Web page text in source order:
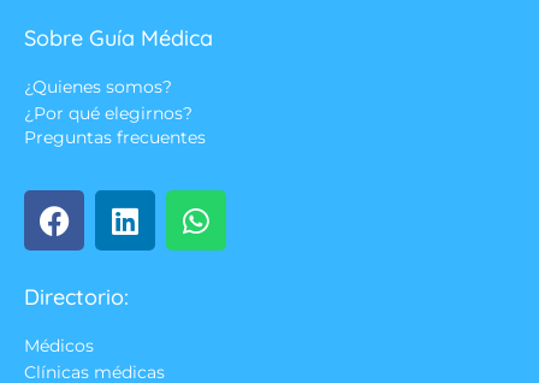
Sobre Guía Médica
¿Quienes somos?
¿Por qué elegirnos?
Preguntas frecuentes
Directorio:
Médicos
Clínicas médicas